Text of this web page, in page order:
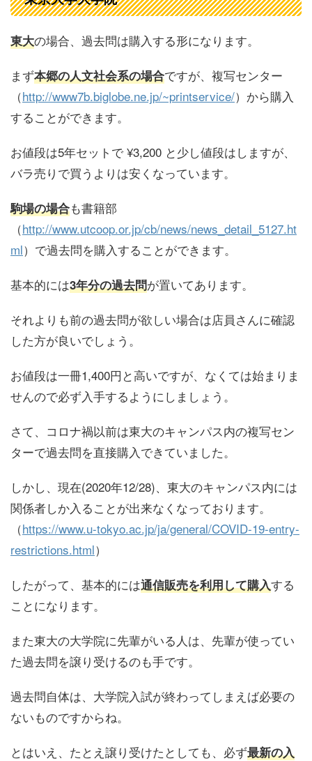
東大の場合、過去問は購入する形になります。
まず本郷の人文社会系の場合ですが、複写センター
（http://www7b.biglobe.ne.jp/~printservice/）から購入
することができます。
お値段は5年セットで ¥3,200 と少し値段はしますが、
バラ売りで買うよりは安くなっています。
駒場の場合も書籍部
（http://www.utcoop.or.jp/cb/news/news_detail_5127.ht
ml）で過去問を購入することができます。
基本的には3年分の過去問が置いてあります。
それよりも前の過去問が欲しい場合は店員さんに確認
した方が良いでしょう。
お値段は一冊1,400円 と高いですが、なくては始まりま
せんので必ず入手するようにしましょう。
さて、コロナ禍以前は東大のキャンパス内の複写セン
ターで過去問を直接購入できていました。
しかし、現在(2020年12/28)、東大のキャンパス内には
関係者しか入ることが出来なくなっております。
（https://www.u-tokyo.ac.jp/ja/general/COVID-19-entry-
restrictions.html）
したがって、基本的には通信販売を利用して購入する
ことになります。
また東大の大学院に先輩がいる人は、先輩が使ってい
た過去問を譲り受けるのも手です。
過去問自体は、大学院入試が終わってしまえば必要の
ないものですからね。
とはいえ、たとえ譲り受けたとしても、必ず最新の入